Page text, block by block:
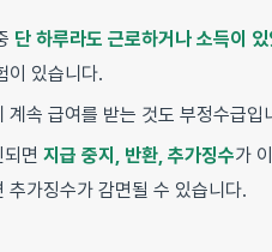
단 하루라도 근로하거나 소득이
이 있습니다.
계속 급여를 받는 것도 부정수급
면 지급 중지, 반환, 추가징수가
추가징수가 감면될 수 있습니다.